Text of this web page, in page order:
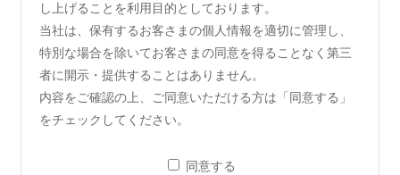
し上げることを利用目的としております。
当社は、保有するお客さまの個人情報を適切に管理し、
特別な場合を除いてお客さまの同意を得ることなく第三
者に開示・提供することはありません。
内容をご確認の上、ご同意いただける方は「同意する」
をチェックしてください。
同意する